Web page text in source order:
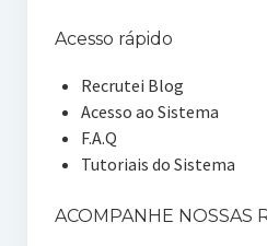
Acesso rápido
Recrutei Blog
Acesso ao Sistema
F.A.Q
Tutoriais do Sistema
ACOMPANHE NOSSAS